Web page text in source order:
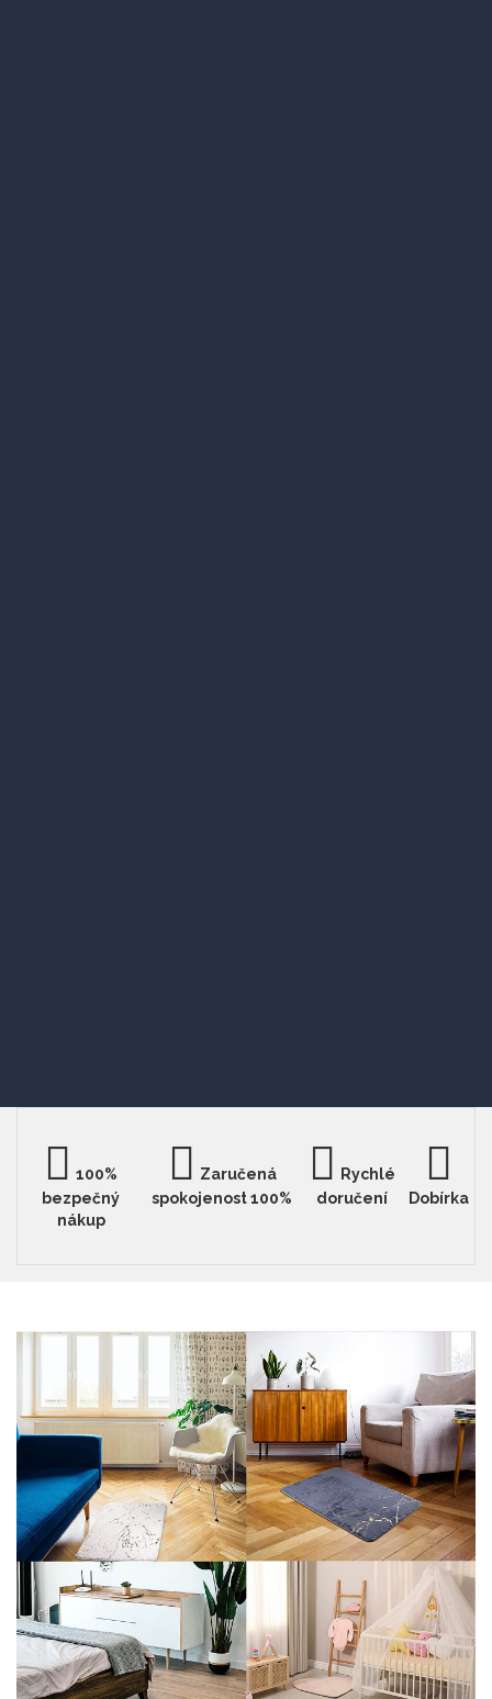
100%
bezpečný
nákup
Zaručená
spokojenost 100%
Rychlé
doručení
Dobírka